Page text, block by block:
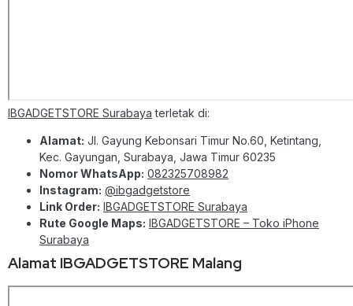
IBGADGETSTORE Surabaya terletak di:
Alamat: Jl. Gayung Kebonsari Timur No.60, Ketintang,
Kec. Gayungan, Surabaya, Jawa Timur 60235
Nomor WhatsApp: 082325708982
Instagram: @ibgadgetstore
Link Order: IBGADGETSTORE Surabaya
Rute Google Maps: IBGADGETSTORE – Toko iPhone
Surabaya
Alamat IBGADGETSTORE Malang